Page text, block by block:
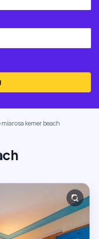
miarosa kemer beach